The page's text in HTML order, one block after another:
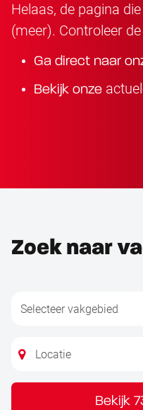
Helaas, de pagina
(meer). Controleer
Ga direct naar
Bekijk onze
Zoek naar
Bekijk